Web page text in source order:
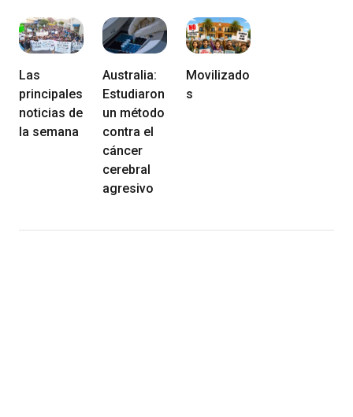
Las
principales
noticias de
la semana
Australia:
Estudiaron
un método
contra el
cáncer
cerebral
agresivo
Movilizado
s